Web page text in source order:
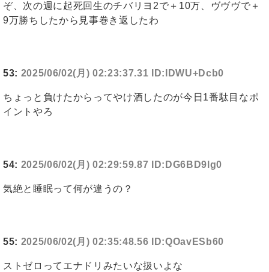
ぞ、次の週に起死回生のチバリヨ2で＋10万、ヴヴヴで＋
9万勝ちしたから見事巻き返したわ
53: 2025/06/02(月) 02:23:37.31 ID:IDWU+Dcb0
ちょっと負けたからってやけ酒したのが今日1番駄目なポ
イントやろ
54: 2025/06/02(月) 02:29:59.87 ID:DG6BD9lg0
気絶と睡眠って何が違うの？
55: 2025/06/02(月) 02:35:48.56 ID:QOavESb60
ストゼロってエナドリみたいな扱いよな